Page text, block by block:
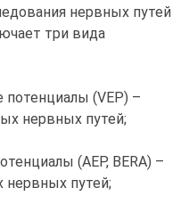
нервных путей
три вида
(VEP) –
нервных путей;
(AEP, BERA) –
нервных путей;